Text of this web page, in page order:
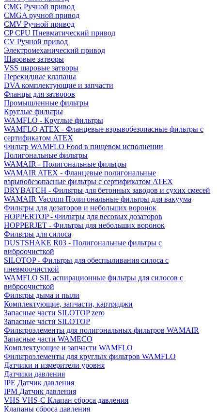
CMG Ручной привод
CMGA ручной привод
CMV Ручной привод
CP CPU Пневматический привод
CV Ручной привод
Электромеханический привод
Шаровые затворы
VSS шаровые затворы
Перекидные клапаны
DVA комплектующие и запчасти
Фланцы для затворов
Промышленные фильтры
Круглые фильтры
WAMFLO - Круглые фильтры
WAMFLO ATEX - Фланцевые взрывобезопасные фильтры с
сертификатом ATEX
Фильтр WAMFLO Food в пищевом исполнении
Полигональные фильтры
WAMAIR - Полигональные фильтры
WAMAIR ATEX - Фланцевые полигональные
взрывобезопасные фильтры с сертификатом ATEX
DRYBATCH - Фильтры для бетонных заводов и сухих смесей
WAMAIR Vacuum Полигональные фильтры для вакуума
Фильтры для дозаторов и небольших воронок
HOPPERTOP - Фильтры для весовых дозаторов
HOPPERJET - Фильтры для небольших воронок
Фильтры для силоса
DUSTSHAKE R03 - Полигональные фильтры с
виброочисткой
SILOTOP - Фильтры для обеспыливания силоса c
пневмоочисткой
WAMFLO SIL аспирационные фильтры для силосов с
виброочисткой
Фильтры дыма и пыли
Комплектующие, запчасти, картриджи
Запасные части SILOTOP zero
Запасные части SILOTOP
Фильтроэлементы для полигональных фильтров WAMAIR
Запасные части WAMECO
Комплектующие и запчасти WAMFLO
Фильтроэлементы для круглых фильтров WAMFLO
Датчики и измерители уровня
Датчики давления
IPE Датчик давления
IPM Датчик давления
VHS VHS-C Клапан сброса давления
Клапаны сброса давления